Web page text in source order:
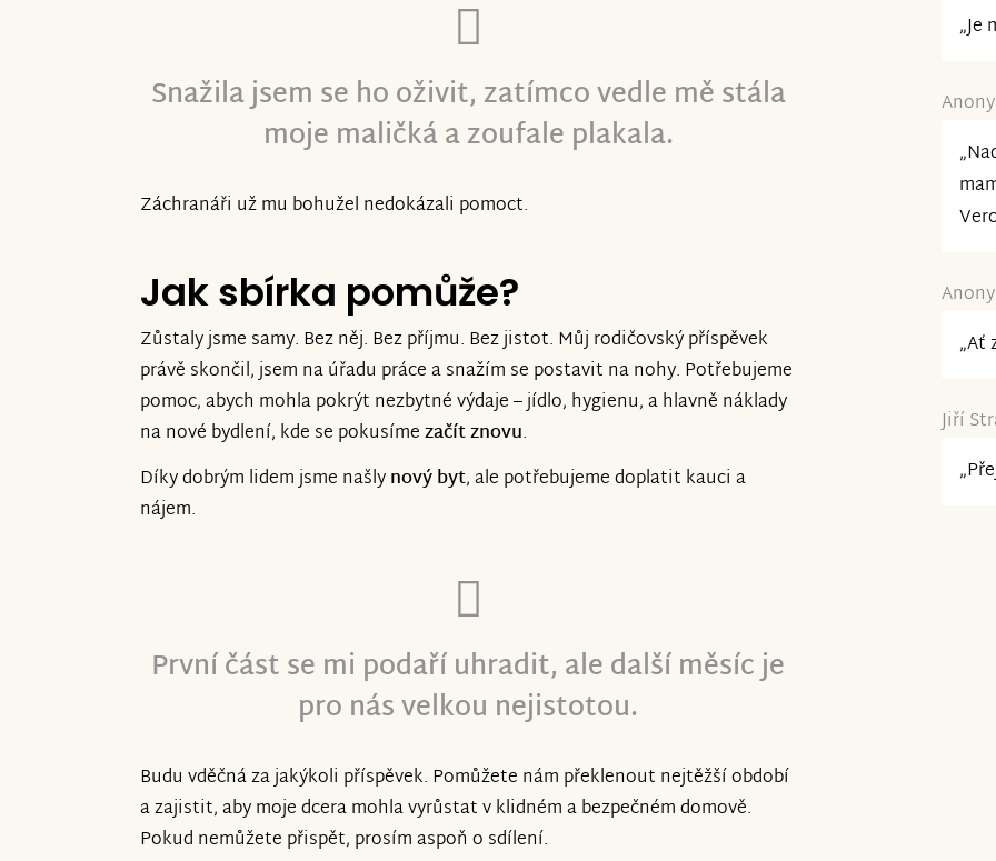
Snažila jsem se ho oživit, zatímco vedle mě stála
moje maličká a zoufale plakala.
Záchranáři už mu bohužel nedokázali pomoct.
Jak sbírka pomůže?
Zůstaly jsme samy. Bez něj. Bez příjmu. Bez jistot. Můj rodičovský příspěvek
právě skončil, jsem na úřadu práce a snažím se postavit na nohy. Potřebujeme
pomoc, abych mohla pokrýt nezbytné výdaje – jídlo, hygienu, a hlavně náklady
na nové bydlení, kde se pokusímezačít znovu.
Díky dobrým lidem jsme našlynový byt, ale potřebujeme doplatit kauci a
nájem.
První část se mi podaří uhradit, ale další měsíc je
pro nás velkou nejistotou.
Budu vděčná za jakýkoli příspěvek. Pomůžete nám překlenout nejtěžší období
a zajistit, aby moje dcera mohla vyrůstat v klidném a bezpečném domově.
Pokud nemůžete přispět, prosím aspoň o sdílení.
„Ať
Jiří